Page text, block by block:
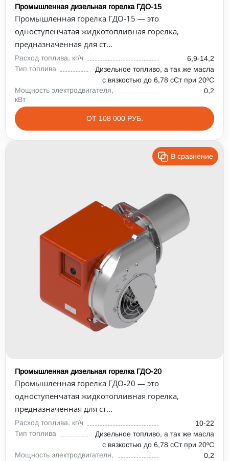
Промышленная дизельная горелка ГДО-15
Промышленная горелка ГДО-15 — это
одноступенчатая жидкотопливная горелка,
предназначенная для ст...
Расход топлива, кг/ч
6,9-14,2
Тип топлива
Дизельное топливо, а так же масла
с вязкостью до 6,78 сСт при 20⁰С
Мощность электродвигателя,
кВт
0,2
ОТ 108 000 РУБ.
В сравнение
Промышленная дизельная горелка ГДО-20
Промышленная горелка ГДО-20 — это
одноступенчатая жидкотопливная горелка,
предназначенная для ст...
Расход топлива, кг/ч
10-22
Тип топлива
Дизельное топливо, а так же масла
с вязкостью до 6,78 сСт при 20⁰С
Мощность электродвигателя,
0,2